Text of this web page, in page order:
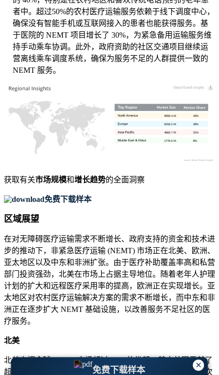
×
免费下载样本
者中。超过50%的农村医疗运输服务依赖于线下调度中心，
确保没有智能手机或互联网接入的患者也能获得服务。基
于医院的 NEMT 项目增长了 30%，为紧急备用运输服务维
持手动乘车协调。此外，政府资助的社区交通项目继续运
营离线乘车调度系统，确保为服务不足的人群提供一致的
NEMT 服务。
8%
1776.6 M.
21%
4663.7 M
28%
6218.2 M
43%
9559.4 M
获取有关市场规模和增长趋势的全面洞察
免费下载样本
区域展望
在对无障碍医疗运输需求不断增长、政府支持的资金和技术进
步的推动下，非紧急医疗运输 (NEMT) 市场正在北美、欧洲、
亚太地区以及中东和非洲扩张。由于医疗补助覆盖率高和私营
部门投资强劲，北美在市场上占据主导地位。随着老年人护理
计划的扩大和远程医疗采用率的提高，欧洲正在实现增长。亚
太地区对农村医疗运输解决方案的需求不断增长，而中东和非
洲正在逐步扩大 NEMT 基础设施，以改善服务不足社区的医
疗服务。
北美
北美占据全球 NEMT 市场超过 45% 的份额，其中美国贡献了
超过 80% 的地区需求。医疗补助资助的 NEMT 服务占乘车次